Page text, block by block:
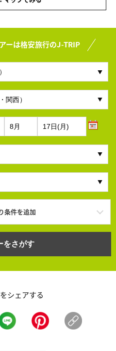
ーは格安旅行のJ-TRIP
条件を追加
をさがす
シェアする